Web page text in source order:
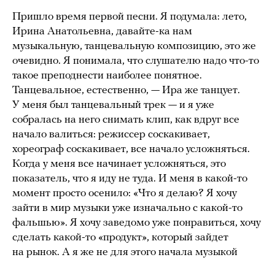
Пришло время первой песни. Я подумала: лето,
Ирина Анатольевна, давайте-ка нам
музыкальную, танцевальную композицию, это же
очевидно. Я понимала, что слушателю надо что-то
такое преподнести наиболее понятное.
Танцевальное, естественно, — Ира же танцует.
У меня был танцевальный трек — и я уже
собралась на него снимать клип, как вдруг все
начало валиться: режиссер соскакивает,
хореограф соскакивает, все начало усложняться.
Когда у меня все начинает усложняться, это
показатель, что я иду не туда. И меня в какой-то
момент просто осенило: «Что я делаю? Я хочу
зайти в мир музыки уже изначально с какой-то
фальшью». Я хочу заведомо уже понравиться, хочу
сделать какой-то «продукт», который зайдет
на рынок. А я же не для этого начала музыкой